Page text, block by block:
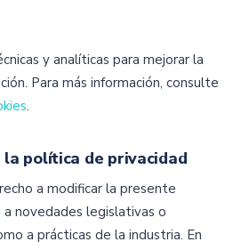
y analíticas para mejorar la
Para más información, consulte
.
la política de privacidad
a modificar la presente
novedades legislativas o
a prácticas de la industria. En